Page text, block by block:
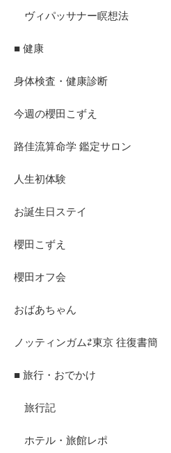
ヴィパッサナー瞑想法
■ 健康
身体検査・健康診断
今週の櫻田こずえ
路佳流算命学 鑑定サロン
人生初体験
お誕生日ステイ
櫻田こずえ
櫻田オフ会
おばあちゃん
ノッティンガム⇄東京 往復書簡
■ 旅行・おでかけ
旅行記
ホテル・旅館レポ